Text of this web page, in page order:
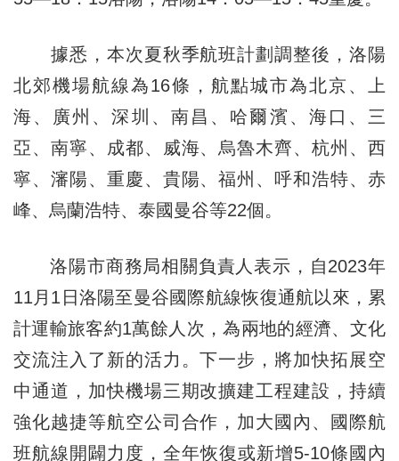
據悉，本次夏秋季航班計劃調整後，洛陽
北郊機場航線為16條，航點城市為北京、上
海、廣州、深圳、南昌、哈爾濱、海口、三
亞、南寧、成都、威海、烏魯木齊、杭州、西
寧、瀋陽、重慶、貴陽、福州、呼和浩特、赤
峰、烏蘭浩特、泰國曼谷等22個。
洛陽市商務局相關負責人表示，自2023年
11月1日洛陽至曼谷國際航線恢復通航以來，累
計運輸旅客約1萬餘人次，為兩地的經濟、文化
交流注入了新的活力。下一步，將加快拓展空
中通道，加快機場三期改擴建工程建設，持續
強化越捷等航空公司合作，加大國內、國際航
班航線開闢力度，全年恢復或新增5-10條國內